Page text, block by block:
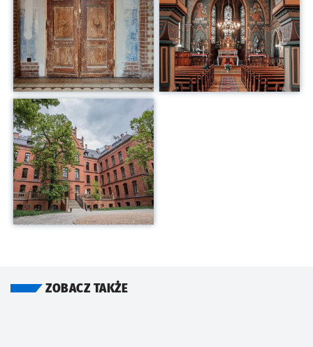
Kliknij, aby powiększyć
ZOBACZ TAKŻE